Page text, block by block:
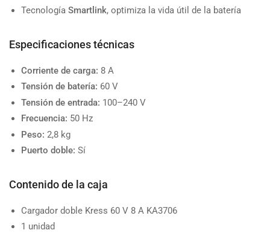
Tecnología Smartlink, optimiza la vida útil de la batería
Especificaciones técnicas
Corriente de carga: 8 A
Tensión de batería: 60 V
Tensión de entrada: 100–240 V
Frecuencia: 50 Hz
Peso: 2,8 kg
Puerto doble: Sí
Contenido de la caja
Cargador doble Kress 60 V 8 A KA3706
1 unidad